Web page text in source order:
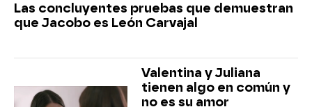
Las concluyentes pruebas que demuestran
que Jacobo es León Carvajal
Valentina y Juliana
tienen algo en común y
no es su amor